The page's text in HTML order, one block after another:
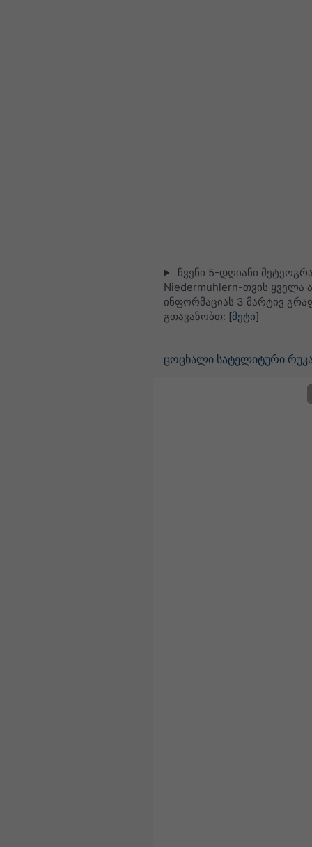
ჩვენი 5-დღიანი
Niedermuhlern-თვის ყველა
ინფორმაციას 3 მარტივ
გთავაზობთ: [მეტი]
ცოცხალი სატელიტური